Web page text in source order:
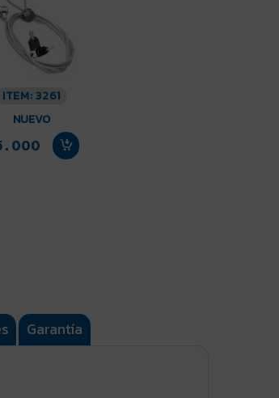
ITEM: 3261
NUEVO
Garantía